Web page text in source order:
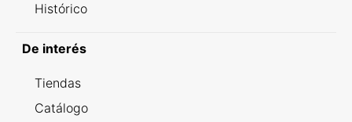
Histórico
De interés
Tiendas
Catálogo